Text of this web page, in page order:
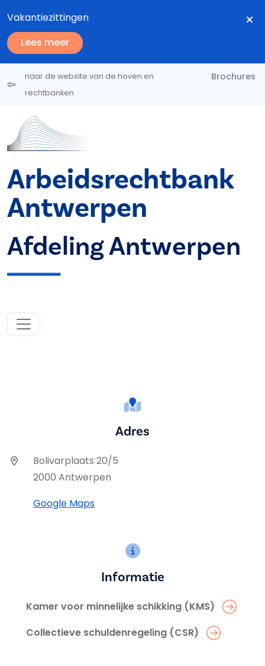
Vakantiezittingen
Lees meer
naar de website van de hoven en
rechtbanken
Brochures
Arbeidsrechtbank
Antwerpen
Afdeling Antwerpen
Adres
Bolivarplaats 20/5
2000 Antwerpen
Google Maps
Informatie
Kamer voor minnelijke schikking (KMS)
Collectieve schuldenregeling (CSR)